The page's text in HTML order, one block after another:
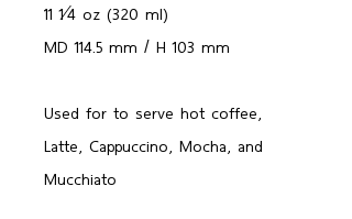
11 1⁄4 oz (320 ml)
MD 114.5 mm / H 103 mm
Used for to serve hot coffee,
Latte, Cappuccino, Mocha, and
Mucchiato